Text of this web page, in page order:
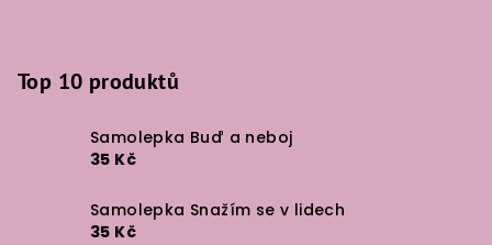
Top 10 produktů
Samolepka Buď a neboj
35 Kč
Samolepka Snažím se v lidech
35 Kč